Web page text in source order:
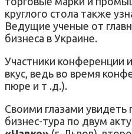
круглого стола также
Ведущие ученые от
бизнеса в Украине.
Участники конференции
вкус, ведь во время
пюре и т .д.).
Своими глазами
бизнес-тура по двум